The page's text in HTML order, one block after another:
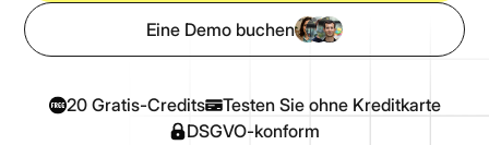
Eine Demo buchen
20 Gratis-Credits
Testen Sie ohne Kreditkarte
DSGVO-konform